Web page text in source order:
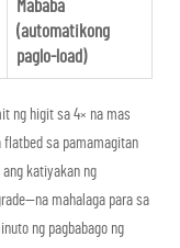
Mababa
(automatikong
paglo-load)
ng higit sa 4× na mas
flatbed sa pamamagitan
katiyakan ng
mahalaga para sa
ng pagbabago ng